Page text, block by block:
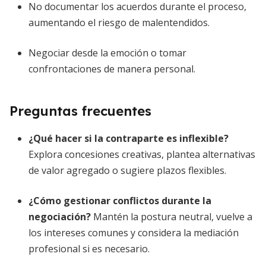
No documentar los acuerdos durante el proceso,
aumentando el riesgo de malentendidos.
Negociar desde la emoción o tomar
confrontaciones de manera personal.
Preguntas frecuentes
¿Qué hacer si la contraparte es inflexible?
Explora concesiones creativas, plantea alternativas
de valor agregado o sugiere plazos flexibles.
¿Cómo gestionar conflictos durante la
negociación? Mantén la postura neutral, vuelve a
los intereses comunes y considera la mediación
profesional si es necesario.